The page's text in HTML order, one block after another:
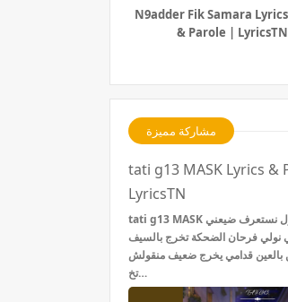
N9adder Fik Samara Lyrics
& Parole | LyricsTN
مشاركة مميزة
tati g13 MASK Lyrics &
LyricsTN
tati g13 MASK تخنقت ونحكيها طول نستعرف ضيعني
فرحان الضحكة تخرج بالسيف
قدامي يخرج ضعيف منقولش
تخ…